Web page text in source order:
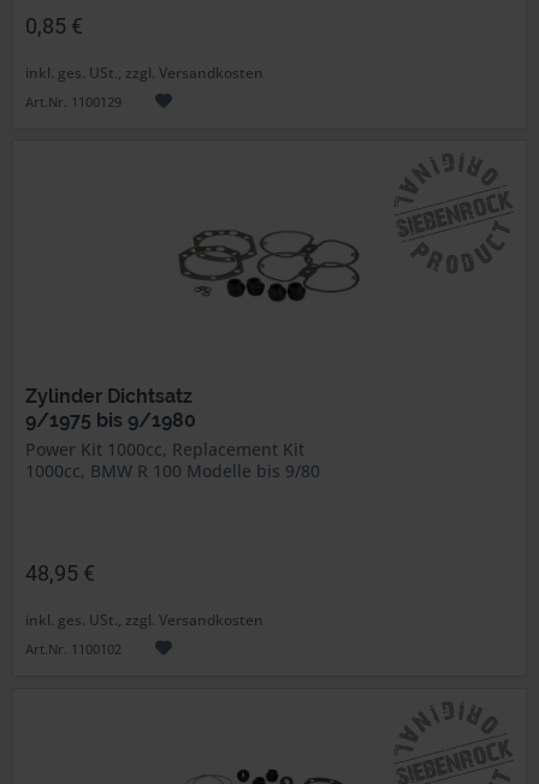
0,85 €
inkl. ges. USt., zzgl. Versandkosten
Art.Nr. 1100129
Zylinder Dichtsatz
9/1975 bis 9/1980
Power Kit 1000cc, Replacement Kit
1000cc, BMW R 100 Modelle bis 9/80
48,95 €
inkl. ges. USt., zzgl. Versandkosten
Art.Nr. 1100102